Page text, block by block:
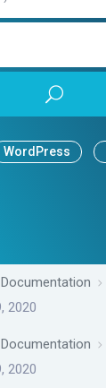
WordPress
2020
2020